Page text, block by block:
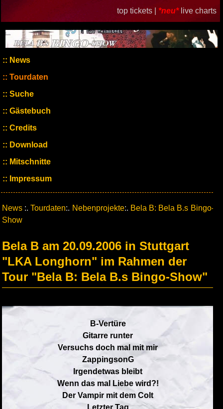
top tickets | *neu* live charts
News
Tourdaten
Suche
Gästebuch
Credits
Download
Mitschnitte
Impressum
News :.Tourdaten:. Nebenprojekte:. Bela B: Bela B.s Bingo-
Show
Bela B am 20.09.2006 in Stuttgart
"LKA Longhorn" im Rahmen der
Tour "Bela B: Bela B.s Bingo-Show"
B-Vertüre
Gitarre runter
Versuchs doch mal mit mir
ZappingsonG
Irgendetwas bleibt
Wenn das mal Liebe wird?!
Der Vampir mit dem Colt
Letzter Tag